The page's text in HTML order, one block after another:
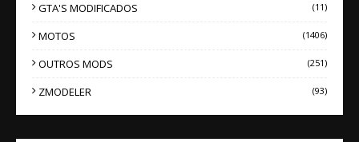
GTA'S MODIFICADOS (11)
MOTOS (1406)
OUTROS MODS (251)
ZMODELER (93)